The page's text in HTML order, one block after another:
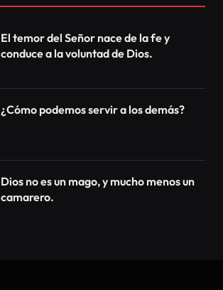
El temor del Señor nace de la fe y
conduce a la voluntad de Dios.
¿Cómo podemos servir a los demás?
Dios no es un mago, y mucho menos un
camarero.